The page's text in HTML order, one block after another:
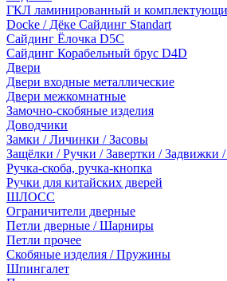
ГКЛ ламинированный и
Docke / Дёке Сайдинг Standart
Сайдинг Ёлочка D5C
Сайдинг Корабельный брус D4D
Двери
Двери входные металлические
Двери межкомнатные
Замочно-скобяные изделия
Доводчики
Замки / Личинки / Засовы
Защёлки / Ручки / Завертки / Задвижки
Ручка-скоба, ручка-кнопка
Ручки для китайских дверей
ШЛОСС
Ограничители дверные
Петли дверные / Шарниры
Петли прочее
Скобяные изделия / Пружины
Шпингалет